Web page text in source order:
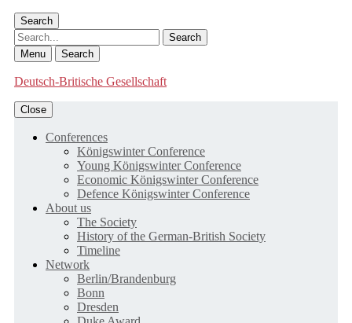
Search
Search
Menu Search
Deutsch-Britische Gesellschaft
Close
Conferences
Königswinter Conference
Young Königswinter Conference
Economic Königswinter Conference
Defence Königswinter Conference
About us
The Society
History of the German-British Society
Timeline
Network
Berlin/Brandenburg
Bonn
Dresden